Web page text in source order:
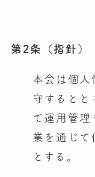
第2条（指針）
本会は個人
守するとと
て運用管理
業を通じて
とする。